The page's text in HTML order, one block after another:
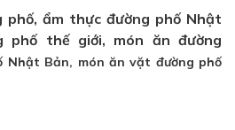
phố, ẩm thực đường phố Nhật
phố thế giới, món ăn đường
Nhật Bản, món ăn vặt đường phố